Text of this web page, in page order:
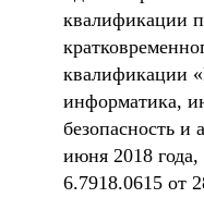
квалификации
квалификации
информатика,
безопасность и
июня 2018
6.7918.0615 от